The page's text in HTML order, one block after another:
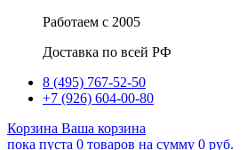
Работаем с 2005
Доставка по всей РФ
8 (495) 767-52-50
+7 (926) 604-00-80
Корзина Ваша корзина
пока пуста 0 товаров на сумму 0 руб.